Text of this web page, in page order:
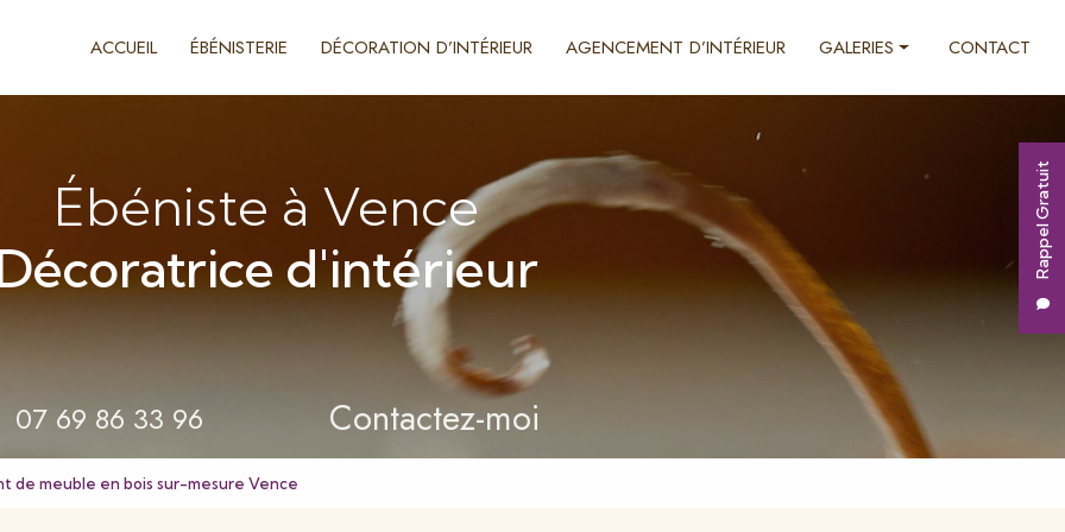
Rappel Gratuit
ACCUEIL ÉBÉNISTERIE DÉCORATION D’INTÉRIEUR AGENCEMENT D’INTÉRIEUR GALERIES CONTACT
Ébéniste à Vence
d'intérieur
07 69 86 33 96 Contactez-moi
de meuble en bois sur-mesure Vence